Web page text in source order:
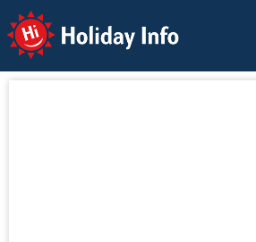
Holiday Info